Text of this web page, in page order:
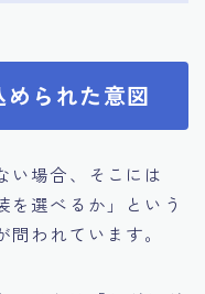
られた意図
い場合、そこには
を選べるか」という
われています。